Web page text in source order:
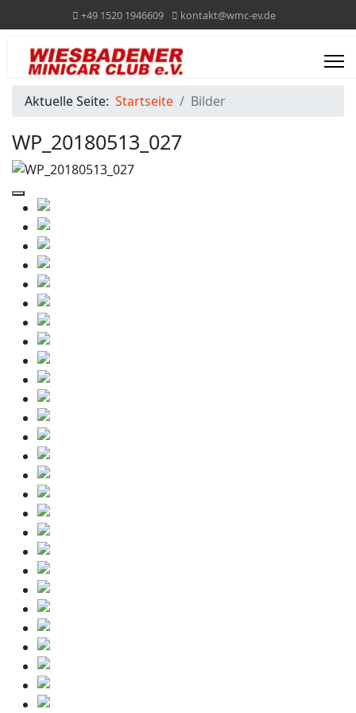
+49 1520 1946609 kontakt@wmc-ev.de
Aktuelle Seite: Startseite Bilder
WP_20180513_027